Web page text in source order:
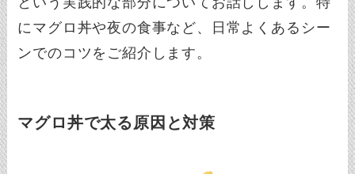
にマグロ丼や夜の食事など、日常よくあるシー
ンでのコツをご紹介します。
マグロ丼で太る原因と対策